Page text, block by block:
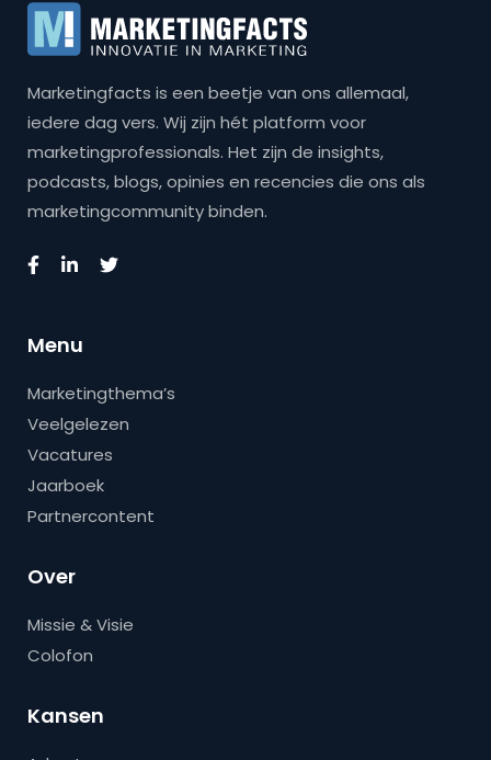
Marketingfacts is een beetje van ons allemaal,
iedere dag vers. Wij zijn hét platform voor
marketingprofessionals. Het zijn de insights,
podcasts, blogs, opinies en recencies die ons als
marketingcommunity binden.
Menu
Marketingthema’s
Veelgelezen
Vacatures
Jaarboek
Partnercontent
Over
Missie & Visie
Colofon
Kansen